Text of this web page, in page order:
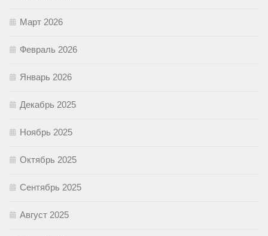
Март 2026
Февраль 2026
Январь 2026
Декабрь 2025
Ноябрь 2025
Октябрь 2025
Сентябрь 2025
Август 2025